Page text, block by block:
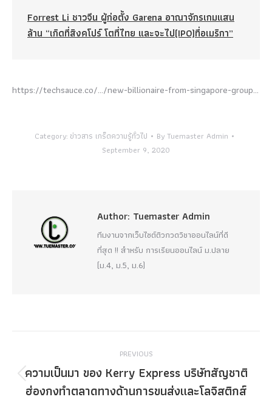
Forrest Li ชาวจีน ผู้ก่อตั้ง Garena อาณาจักรเกมแสน
ล้าน “เกิดที่สิงคโปร์ โตที่ไทย และจะไป(IPO)ที่อเมริกา”
https://techsauce.co/…/new-billionaire-from-singapore-group…
Category: ข่าวสาร เกร็ดความรู้ทั่วไป ByTuemaster Admin
September 9, 2020
Author: Tuemaster Admin
ทีมงานจากเว็บไซต์ติวกวดวิชาออนไลน์ที่ดี
ที่สุด !! สำหรับ การเรียนออนไลน์ ม.ปลาย
(ม.4, ม.5, ม.6)
navigation
PREVIOUS
Previous
post:
ความเป็นมา ของ Kerry Express บริษัทสัญชาติ
ฮ่องกงทำตลาดทางด้านการขนส่งและโลจิสติกส์